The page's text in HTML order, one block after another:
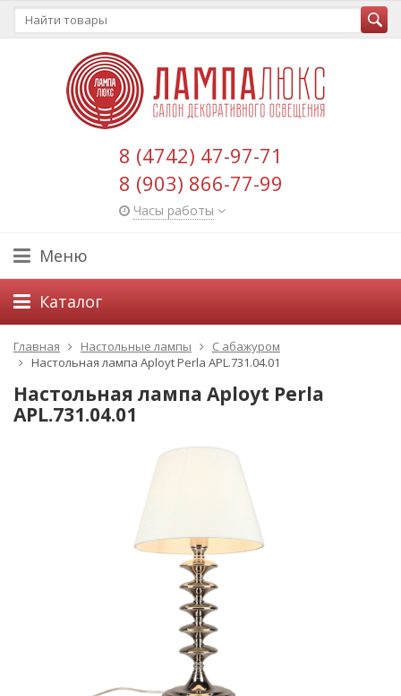
8 (4742) 47-97-71
8 (903) 866-77-99
Часы работы
Меню
Каталог
Главная Настольные лампы
С абажуром
Настольная лампа Aployt Perla APL.731.04.01
Настольная лампа Aployt Perla
APL.731.04.01